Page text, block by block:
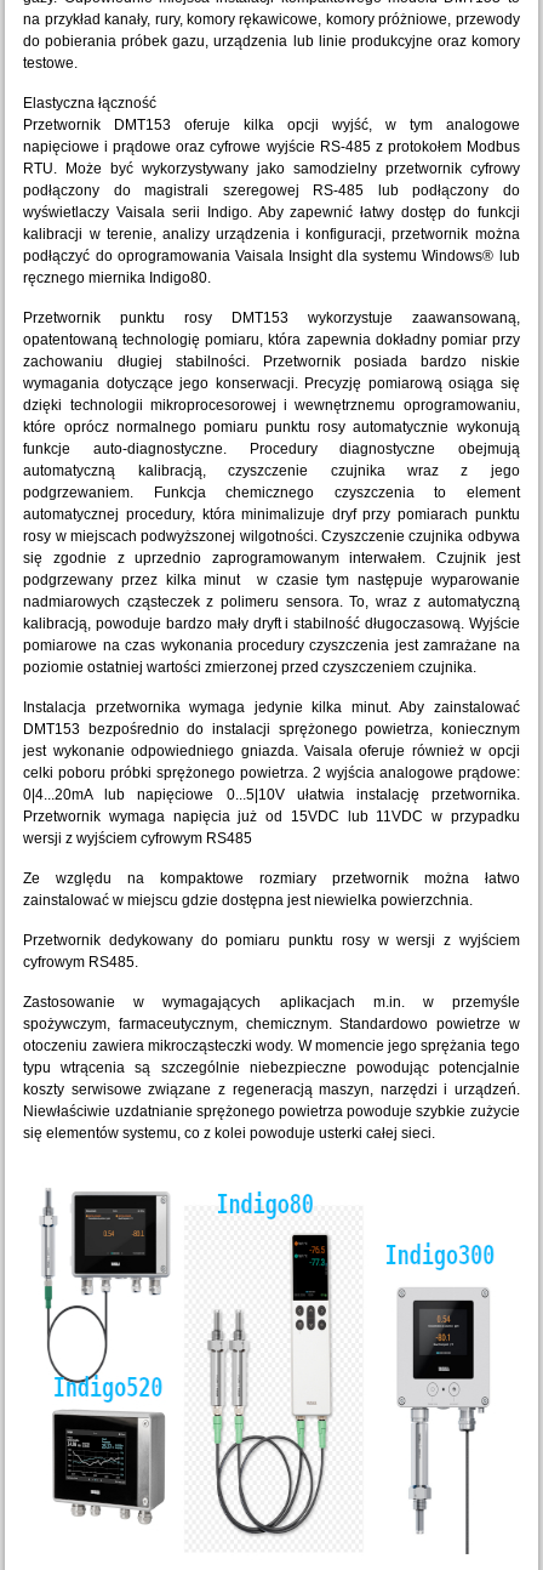
na przykład kanały, rury, komory rękawicowe, komory próżniowe, przewody
do pobierania próbek gazu, urządzenia lub linie produkcyjne oraz komory
testowe.
Elastyczna łączność
Przetwornik DMT153 oferuje kilka opcji wyjść, w tym analogowe
napięciowe i prądowe oraz cyfrowe wyjście RS-485 z protokołem Modbus
RTU. Może być wykorzystywany jako samodzielny przetwornik cyfrowy
podłączony do magistrali szeregowej RS-485 lub podłączony do
wyświetlaczy Vaisala serii Indigo. Aby zapewnić łatwy dostęp do funkcji
kalibracji w terenie, analizy urządzenia i konfiguracji, przetwornik można
podłączyć do oprogramowania Vaisala Insight dla systemu Windows® lub
ręcznego miernika Indigo80.
Przetwornik punktu rosy DMT153 wykorzystuje zaawansowaną,
opatentowaną technologię pomiaru, która zapewnia dokładny pomiar przy
zachowaniu długiej stabilności. Przetwornik posiada bardzo niskie
wymagania dotyczące jego konserwacji. Precyzję pomiarową osiąga się
dzięki technologii mikroprocesorowej i wewnętrznemu oprogramowaniu,
które oprócz normalnego pomiaru punktu rosy automatycznie wykonują
funkcje auto-diagnostyczne. Procedury diagnostyczne obejmują
automatyczną kalibracją, czyszczenie czujnika wraz z jego
podgrzewaniem. Funkcja chemicznego czyszczenia to element
automatycznej procedury, która minimalizuje dryf przy pomiarach punktu
rosy w miejscach podwyższonej wilgotności. Czyszczenie czujnika odbywa
się zgodnie z uprzednio zaprogramowanym interwałem. Czujnik jest
podgrzewany przez kilka minut w czasie tym następuje wyparowanie
nadmiarowych cząsteczek z polimeru sensora. To, wraz z automatyczną
kalibracją, powoduje bardzo mały dryft i stabilność długoczasową. Wyjście
pomiarowe na czas wykonania procedury czyszczenia jest zamrażane na
poziomie ostatniej wartości zmierzonej przed czyszczeniem czujnika.
Instalacja przetwornika wymaga jedynie kilka minut. Aby zainstalować
DMT153 bezpośrednio do instalacji sprężonego powietrza, koniecznym
jest wykonanie odpowiedniego gniazda. Vaisala oferuje również w opcji
celki poboru próbki sprężonego powietrza. 2 wyjścia analogowe prądowe:
0|4...20mA lub napięciowe 0...5|10V ułatwia instalację przetwornika.
Przetwornik wymaga napięcia już od 15VDC lub 11VDC w przypadku
wersji z wyjściem cyfrowym RS485
Ze względu na kompaktowe rozmiary przetwornik można łatwo
zainstalować w miejscu gdzie dostępna jest niewielka powierzchnia.
Przetwornik dedykowany do pomiaru punktu rosy w wersji z wyjściem
cyfrowym RS485.
Zastosowanie w wymagających aplikacjach m.in. w przemyśle
spożywczym, farmaceutycznym, chemicznym. Standardowo powietrze w
otoczeniu zawiera mikrocząsteczki wody. W momencie jego sprężania tego
typu wtrącenia są szczególnie niebezpieczne powodując potencjalnie
koszty serwisowe związane z regeneracją maszyn, narzędzi i urządzeń.
Niewłaściwie uzdatnianie sprężonego powietrza powoduje szybkie zużycie
się elementów systemu, co z kolei powoduje usterki całej sieci.